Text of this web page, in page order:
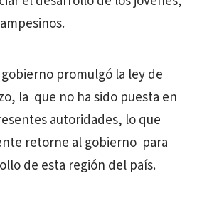
promulgó la ley de
la que no ha sido puesta en
autoridades, lo que
retorne al gobierno para
de esta región del país.